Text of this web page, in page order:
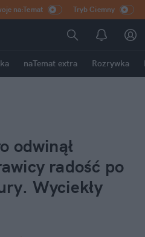
na:Temat Tryb Ciemny
naTemat extra Rozrywka
odwinął
radość po
Wyciekły